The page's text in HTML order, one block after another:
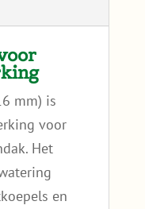
mm) is
voor
Het
en